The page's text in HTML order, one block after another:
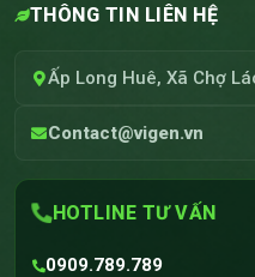
THÔNG TIN LIÊN HỆ
Ấp Long Huê, Xã Chợ
Contact@vigen.vn
HOTLINE TƯ VẤN
0909.789.789